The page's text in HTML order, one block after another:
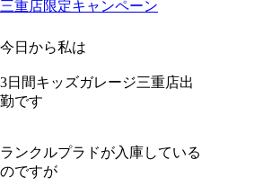
三重店限定キャンペーン
今日から私は
3日間キッズガレージ三重店出
勤です
ランクルプラドが入庫している
のですが